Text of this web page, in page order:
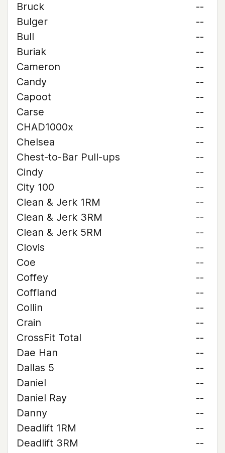
Bruck
--
Bulger
--
Bull
--
Buriak
--
Cameron
--
Candy
--
Capoot
--
Carse
--
CHAD1000x
--
Chelsea
--
Chest-to-Bar Pull-ups
--
Cindy
--
City 100
--
Clean & Jerk 1RM
--
Clean & Jerk 3RM
--
Clean & Jerk 5RM
--
Clovis
--
Coe
--
Coffey
--
Coffland
--
Collin
--
Crain
--
CrossFit Total
--
Dae Han
--
Dallas 5
--
Daniel
--
Daniel Ray
--
Danny
--
Deadlift 1RM
--
Deadlift 3RM
--